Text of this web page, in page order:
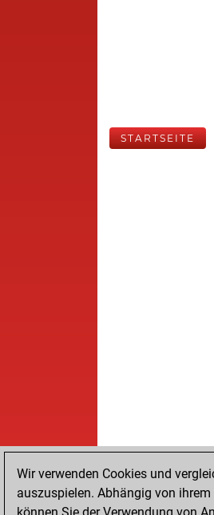
STARTSEITE
Wir verwenden Cookies und
auszuspielen. Abhängig von